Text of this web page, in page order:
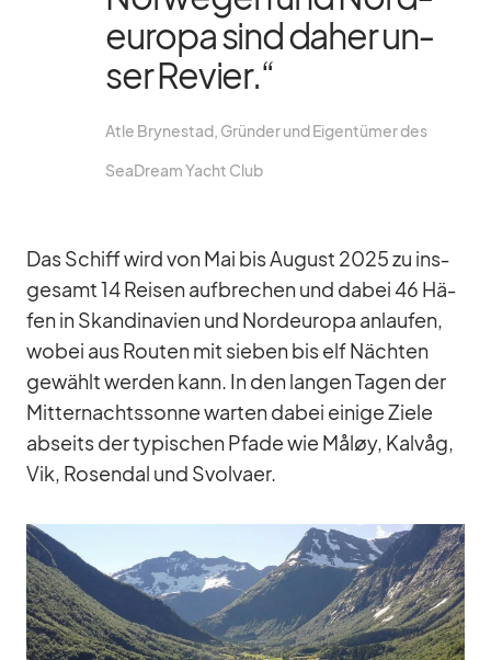
eu­ropa sind da­her un­
ser Re­vier.“
Atle Bry­ne­stad, Grün­der und Ei­gen­tü­mer des
SeaD­ream Yacht Club
Das Schiff wird von Mai bis Au­gust 2025 zu ins­
ge­samt 14 Rei­sen auf­bre­chen und da­bei 46 Hä­
fen in Skan­di­na­vien und Nord­eu­ropa an­lau­fen,
wo­bei aus Rou­ten mit sie­ben bis elf Näch­ten
ge­wählt wer­den kann. In den lan­gen Ta­gen der
Mit­ter­nachts­sonne war­ten da­bei ei­nige Ziele
ab­seits der ty­pi­schen Pfade wie Måløy, Kal­våg,
Vik, Ro­sendal und Svol­vaer.